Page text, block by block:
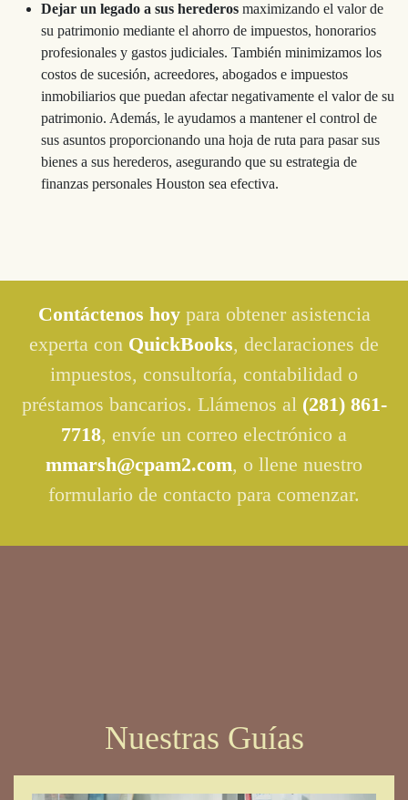
Dejar un legado a sus herederos maximizando el valor de
su patrimonio mediante el ahorro de impuestos, honorarios
profesionales y gastos judiciales. También minimizamos los
costos de sucesión, acreedores, abogados e impuestos
inmobiliarios que puedan afectar negativamente el valor de su
patrimonio. Además, le ayudamos a mantener el control de
sus asuntos proporcionando una hoja de ruta para pasar sus
bienes a sus herederos, asegurando que su estrategia de
finanzas personales Houston sea efectiva.
Contáctenos hoypara obtener asistencia
experta con QuickBooks, declaraciones de
impuestos, consultoría, contabilidad o
préstamos bancarios. Llámenos al (281) 861-
7718, envíe un correo electrónico a
mmarsh@cpam2.com, o llene nuestro
formulario de contacto para comenzar.
Nuestras Guías